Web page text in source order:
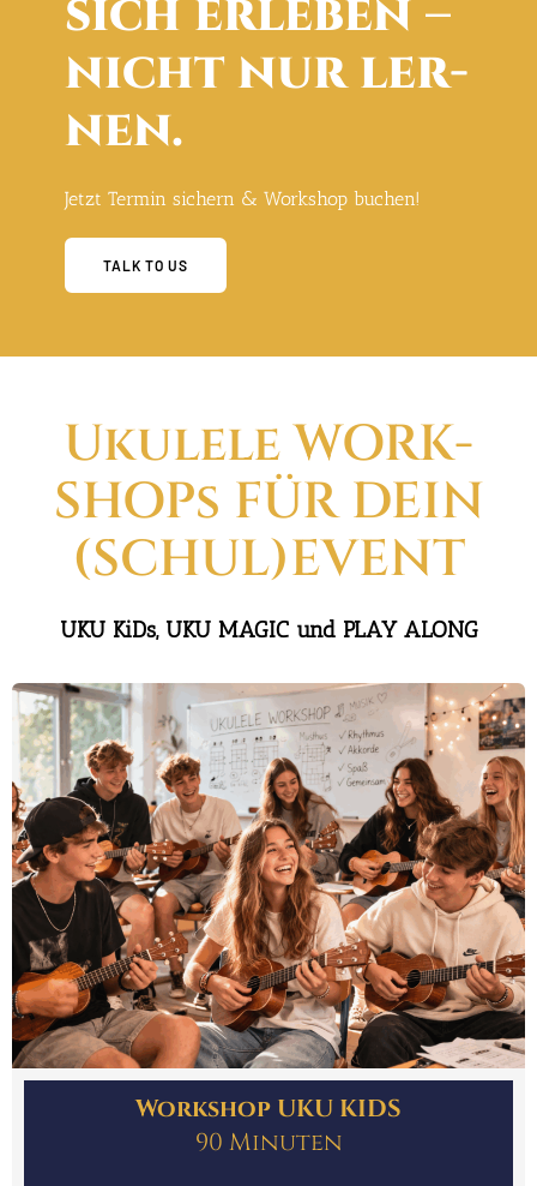
sich erle­ben –
nicht nur ler­
nen.
Jetzt Ter­min sichern & Work­shop buchen!
TALK TO US
Uku­le­le WORK­
SHOPs FÜR DEIN
(SCHUL)EVENT
UKU KiDs, UKU MAGIC und PLAY ALONG
Work­shop UKU KIDS
90 Minu­ten